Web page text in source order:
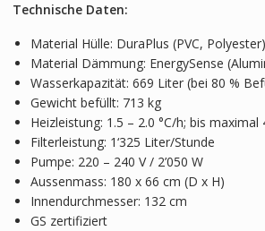
Technische Daten:
Material Hülle: DuraPlus (PVC, Polyester)
Material Dämmung: EnergySense
Wasserkapazität: 669 Liter (bei 80 %
Gewicht befüllt: 713 kg
Heizleistung: 1.5 – 2.0 °C/h; bis maximal
Filterleistung: 1‘325 Liter/Stunde
Pumpe: 220 – 240 V / 2’050 W
Aussenmass: 180 x 66 cm (D x H)
Innendurchmesser: 132 cm
GS zertifiziert